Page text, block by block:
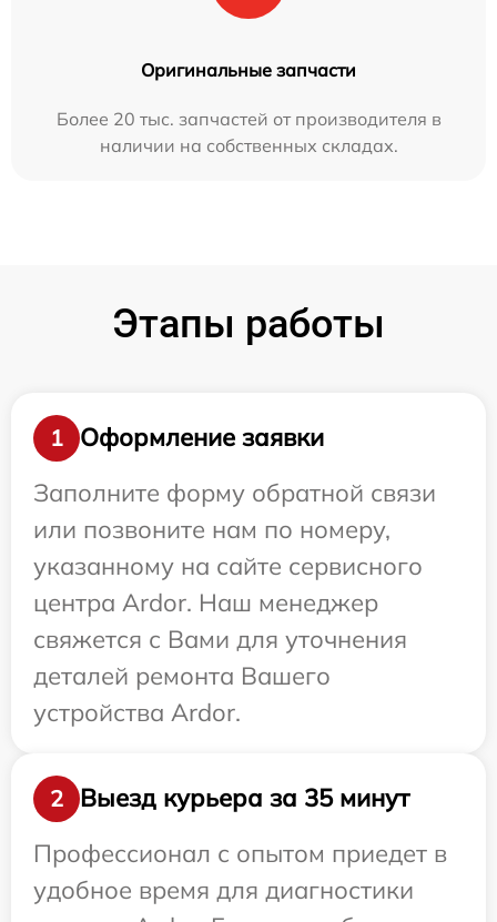
Оригинальные запчасти
Более 20 тыс. запчастей от производителя в
наличии на собственных складах.
Этапы работы
1
Оформление заявки
Заполните форму обратной связи
или позвоните нам по номеру,
указанному на сайте сервисного
центра Ardor. Наш менеджер
свяжется с Вами для уточнения
деталей ремонта Вашего
устройства Ardor.
2
Выезд курьера за 35 минут
Профессионал с опытом приедет в
удобное время для диагностики